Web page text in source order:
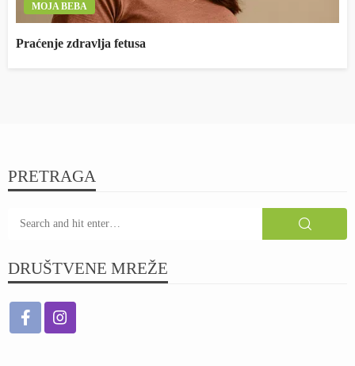
MOJA BEBA
Praćenje zdravlja fetusa
PRETRAGA
DRUŠTVENE MREŽE